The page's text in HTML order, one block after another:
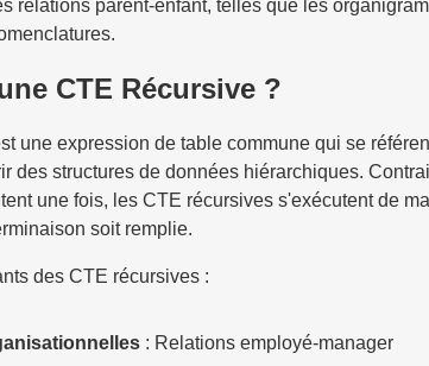
relations parent-enfant, telles que les
CTE Récursive ?
une expression de table commune qui se
des structures de données hiérarchiques.
une fois, les CTE récursives s'exécutent de
soit remplie.
des CTE récursives :
: Relations employé-manager